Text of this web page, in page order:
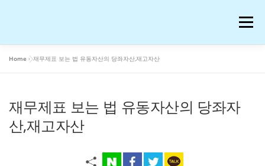
메뉴
AI 연구 워드프레스 일기 온라인 강의 후기
생활꿀팁 반려동물 화장품
Home »재무제표 보는 법 유동자산의 당좌자산,재고자산
재무제표 보는 법 유동자산의 당좌자
산,재고자산